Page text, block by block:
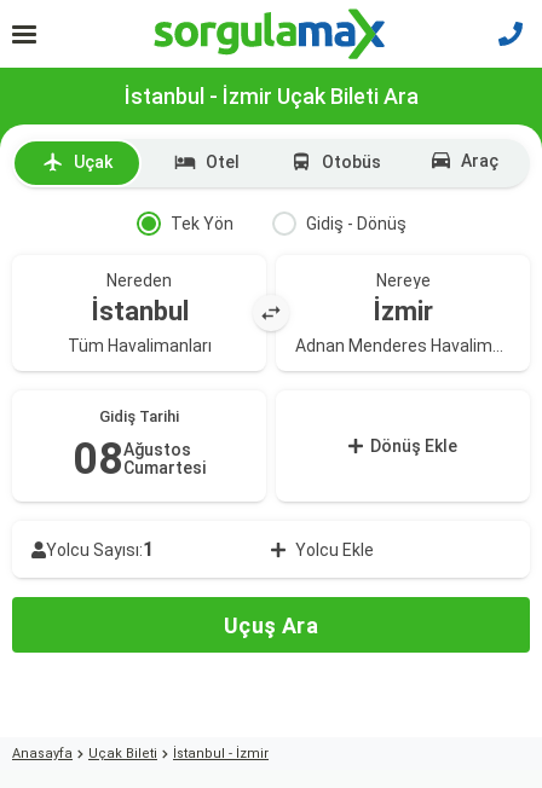
İstanbul - İzmir Uçak Bileti Ara
Uçak Otel Otobüs Araç
Tek Yön Gidiş - Dönüş
Nereden
İstanbul
Tüm Havalimanları
Nereye
İzmir
Gidiş Tarihi
08Ağustos
Cumartesi
Dönüş Ekle
Yolcu Sayısı:1 Yolcu Ekle
Uçuş Ara
Anasayfa Uçak Bileti İstanbul - İzmir